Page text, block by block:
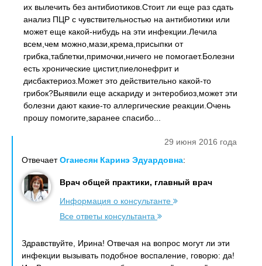
их вылечить без антибиотиков.Стоит ли еще раз сдать
анализ ПЦР c чувствительностью на антибиотики или
может еще какой-нибудь на эти инфекции.Лечила
всем,чем можно,мази,крема,присыпки от
грибка,таблетки,примочки,ничего не помогает.Болезни
есть хронические цистит,пиелонефрит и
дисбактериоз.Может это действительно какой-то
грибок?Выявили еще аскариду и энтеробиоз,может эти
болезни дают какие-то аллергические реакции.Очень
прошу помогите,заранее спасибо...
29 июня 2016 года
ОтвечаетОганесян Каринэ Эдуардовна:
Врач общей практики, главный врач
Информация о консультанте
Все ответы консультанта
Здравствуйте, Ирина! Отвечая на вопрос могут ли эти
инфекции вызывать подобное воспаление, говорю: да!